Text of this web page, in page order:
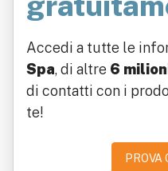
Accedi a tutte le
Spa, di altre 6
di contatti con i
te!
PROVA